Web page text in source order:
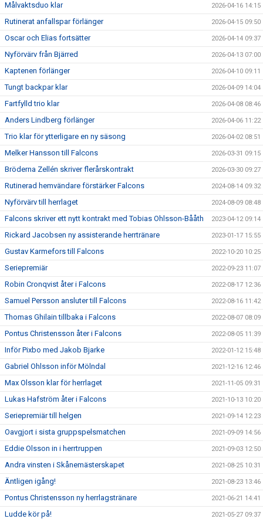
Målvaktsduo klar 2026-04-16 14:15
Rutinerat anfallspar förlänger 2026-04-15 09:50
Oscar och Elias fortsätter 2026-04-14 09:37
Nyförvärv från Bjärred 2026-04-13 07:00
Kaptenen förlänger 2026-04-10 09:11
Tungt backpar klar 2026-04-09 14:04
Fartfylld trio klar 2026-04-08 08:46
Anders Lindberg förlänger 2026-04-06 11:22
Trio klar för ytterligare en ny säsong 2026-04-02 08:51
Melker Hansson till Falcons 2026-03-31 09:15
Bröderna Zellén skriver flerårskontrakt 2026-03-30 09:27
Rutinerad hemvändare förstärker Falcons 2024-08-14 09:32
Nyförvärv till herrlaget 2024-08-09 08:48
Falcons skriver ett nytt kontrakt med Tobias Ohlsson-Bååth 2023-04-12 09:14
Rickard Jacobsen ny assisterande herrtränare 2023-01-17 15:55
Gustav Karmefors till Falcons 2022-10-20 10:25
Seriepremiär 2022-09-23 11:07
Robin Cronqvist åter i Falcons 2022-08-17 12:36
Samuel Persson ansluter till Falcons 2022-08-16 11:42
Thomas Ghilain tillbaka i Falcons 2022-08-07 08:09
Pontus Christensson åter i Falcons 2022-08-05 11:39
Inför Pixbo med Jakob Bjarke 2022-01-12 15:48
Gabriel Ohlsson inför Mölndal 2021-12-16 12:46
Max Olsson klar för herrlaget 2021-11-05 09:31
Lukas Hafström åter i Falcons 2021-10-13 10:20
Seriepremiär till helgen 2021-09-14 12:23
Oavgjort i sista gruppspelsmatchen 2021-09-09 14:56
Eddie Olsson in i herrtruppen 2021-09-03 12:50
Andra vinsten i Skånemästerskapet 2021-08-25 10:31
Äntligen igång! 2021-08-23 13:46
Pontus Christensson ny herrlagstränare 2021-06-21 14:41
Ludde kör på! 2021-05-27 09:37